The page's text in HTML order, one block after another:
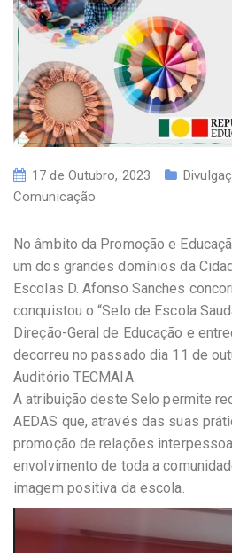
17 de Outubro, 2023
Comunicação
No âmbito da Promoção e
um dos grandes domínios da
Escolas D. Afonso Sanches
conquistou o “Selo de Escola
Direção-Geral de Educação e
decorreu no passado dia 11 de
Auditório TECMAIA.
A atribuição deste Selo permite
AEDAS que, através das suas
promoção de relações
envolvimento de toda a
imagem positiva da escola.